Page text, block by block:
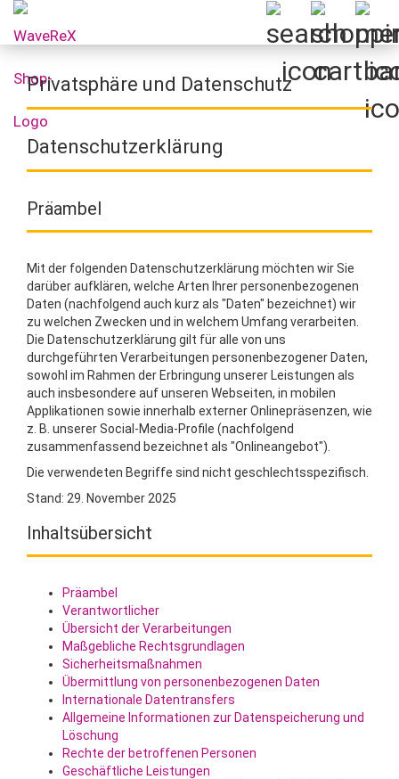
Privatsphäre und Datenschutz
Datenschutzerklärung
Präambel
Mit der folgenden Datenschutzerklärung möchten wir Sie
darüber aufklären, welche Arten Ihrer personenbezogenen
Daten (nachfolgend auch kurz als "Daten" bezeichnet) wir
zu welchen Zwecken und in welchem Umfang verarbeiten.
Die Datenschutzerklärung gilt für alle von uns
durchgeführten Verarbeitungen personenbezogener Daten,
sowohl im Rahmen der Erbringung unserer Leistungen als
auch insbesondere auf unseren Webseiten, in mobilen
Applikationen sowie innerhalb externer Onlinepräsenzen, wie
z. B. unserer Social-Media-Profile (nachfolgend
zusammenfassend bezeichnet als "Onlineangebot").
Die verwendeten Begriffe sind nicht geschlechtsspezifisch.
Stand: 29. November 2025
Inhaltsübersicht
Präambel
Verantwortlicher
Übersicht der Verarbeitungen
Maßgebliche Rechtsgrundlagen
Sicherheitsmaßnahmen
Übermittlung von personenbezogenen Daten
Internationale Datentransfers
Allgemeine Informationen zur Datenspeicherung und
Löschung
Rechte der betroffenen Personen
Geschäftliche Leistungen